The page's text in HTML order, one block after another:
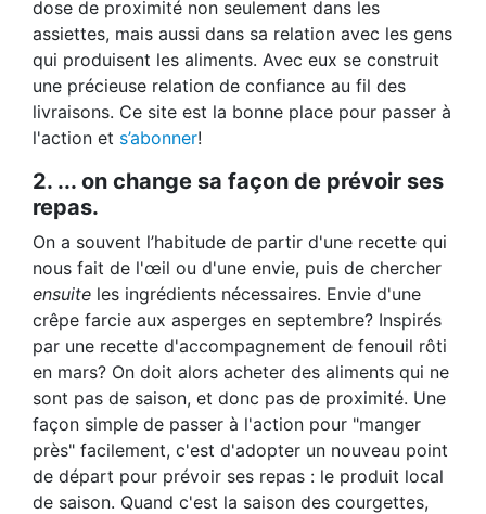
dose de proximité non seulement dans les
assiettes, mais aussi dans sa relation avec les gens
qui produisent les aliments. Avec eux se construit
une précieuse relation de confiance au fil des
livraisons. Ce site est la bonne place pour passer à
l'action et s’abonner!
2. ... on change sa façon de prévoir ses
repas.
On a souvent l’habitude de partir d'une recette qui
nous fait de l'œil ou d'une envie, puis de chercher
ensuite les ingrédients nécessaires. Envie d'une
crêpe farcie aux asperges en septembre? Inspirés
par une recette d'accompagnement de fenouil rôti
en mars? On doit alors acheter des aliments qui ne
sont pas de saison, et donc pas de proximité. Une
façon simple de passer à l'action pour "manger
près" facilement, c'est d'adopter un nouveau point
de départ pour prévoir ses repas : le produit local
de saison. Quand c'est la saison des courgettes,